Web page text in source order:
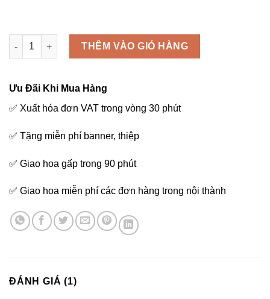
Chúc mừng - M274 số lượng
THÊM VÀO GIỎ HÀNG
Ưu Đãi Khi Mua Hàng
✅ Xuất hóa đơn VAT trong vòng 30 phút
✅ Tặng miễn phí banner, thiệp
✅ Giao hoa gấp trong 90 phút
✅ Giao hoa miễn phí các đơn hàng trong nội thành
ĐÁNH GIÁ (1)